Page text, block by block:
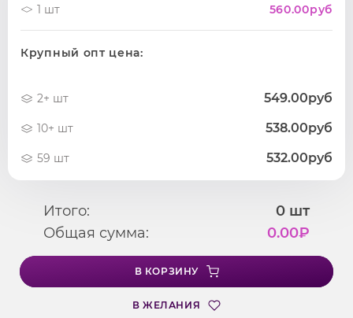
1 шт 560.00руб
Крупный опт цена:
2+ шт 549.00руб
10+ шт 538.00руб
59 шт 532.00руб
Итого: 0 шт
Общая сумма:
0.00₽
В КОРЗИНУ
В ЖЕЛАНИЯ